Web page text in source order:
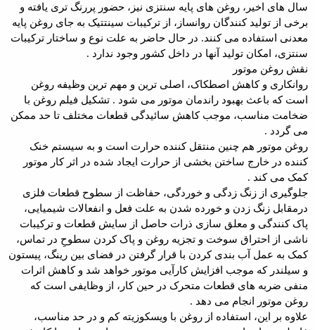
سال های اخیر، روغن های پایه سنتزی نیز، حضور پررنگ تری یافته و
برخی از تولید کنندگان روانساز، از ترکیبات سینتتیک به جای روغن پایه
معدنی استفاده می کنند. در حال حاضر به علت نوع و ساختار ترکیبات
سنتزی، امکان تولید آنها در داخل کشور وجود ندارد .
نقش روغن موتور
روانکاری و کاهش اصطکاک، اصلی ترین و مهم ترین وظیفه روغن
است که باعث بهبود راندمان موتور می شود . تشکیل فیلم روغن با
ضخامت مناسب، موجب کاهش سائیدگی قطعات مختلف تا حد ممکن
می گردد .
روغن موتور هم چنین منتقل کننده حرارت است و به سیستم خنک
کننده در خارج ساختن بخشی از حرارت ایجاد شده در اثر کار موتور
کمک می کند .
جلوگیری از زنگ زدگی و خوردگی، حفاظت از سطوح قطعات فلزی
درمقابل زنگ زدن و خورده شدن به علت فعل و انفعالات شیمیایی،
پاک کنندگی و معلق سازی ذرات حاصل از سایش قطعات و ترکیبات
ناشی از احتراق سوخت و تجزیه روغن و پاک کردن سطوحِ در تماس،
کمک به عمل آب بندی کردن با قرار گرفتن در فضای بین رینگ، پیستون
و سیلندر که موجب افزایش کارآیی موتور خواهد شد و کاهش اثرات
منفی ضربه های قطعات متحرک در حین کار، از وظایفی است که
روغن موتور انجام می دهد .
علاوه بر این، استفاده از روغن با ویسکوزیته کم و در حد مناسب،